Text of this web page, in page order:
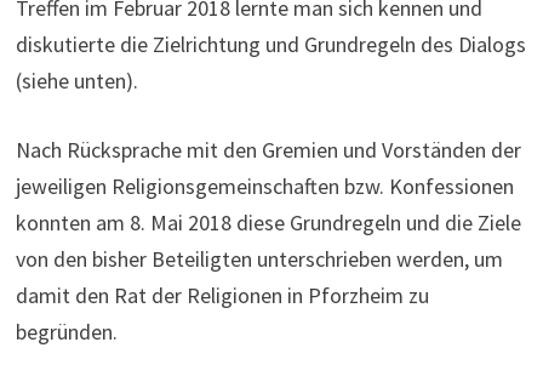
Treffen im Februar 2018 lernte man sich kennen und
diskutierte die Zielrichtung und Grundregeln des Dialogs
(siehe unten).
Nach Rücksprache mit den Gremien und Vorständen der
jeweiligen Religionsgemeinschaften bzw. Konfessionen
konnten am 8. Mai 2018 diese Grundregeln und die Ziele
von den bisher Beteiligten unterschrieben werden, um
damit den Rat der Religionen in Pforzheim zu
begründen.